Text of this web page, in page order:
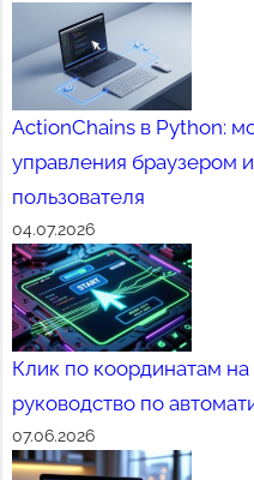
ActionChains в Python:
управления браузером
пользователя
04.07.2026
Клик по координатам
руководство по
07.06.2026